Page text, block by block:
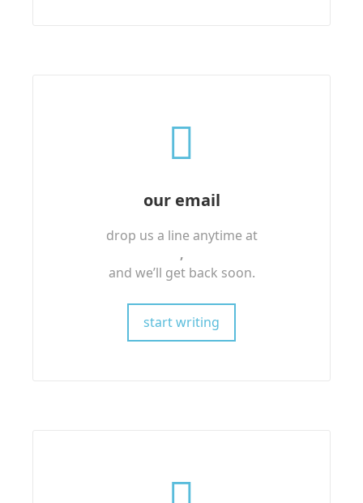
our email
drop us a line anytime at
,
and we’ll get back soon.
start writing